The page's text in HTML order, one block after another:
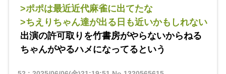
>ポポは最近近代麻雀に出てたな
>ちえりちゃん達が出る日も近いかもしれない
出演の許可取りを竹書房がやらないからねる
ちゃんがやるハメになってるという